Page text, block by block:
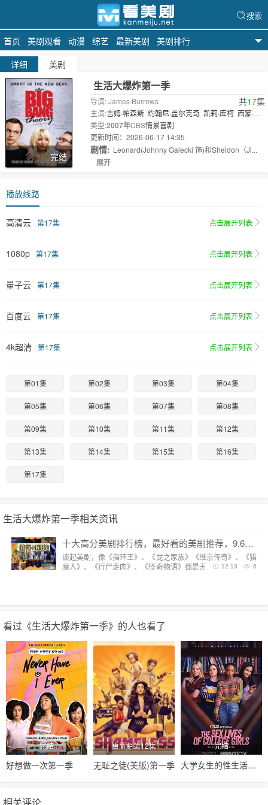
首页 美剧观看 动漫 综艺 最新美剧 美剧排行
搜索
详细 美剧
完结
生活大爆炸第一季
共17集
导演: James·Burrows
主演:吉姆·帕森斯 约翰尼·盖尔克奇 凯莉·库柯 西蒙·赫
尔伯格 昆瑙·内亚 莎拉·吉尔伯特
海根勒 ..
类型:2007年CBS情景喜剧
更新时间：2026-06-17 14:35
剧情: Leonard(Johnny Galecki 饰)和Sheldon（Ji...
展开
播放线路
高清云 第17集 点击展开列表
1080p 第17集 点击展开列表
量子云 第17集 点击展开列表
百度云 第17集 点击展开列表
4k超清 第17集 点击展开列表
第01集 第02集 第03集 第04集
第05集 第06集 第07集 第08集
第09集 第10集 第11集 第12集
第13集 第14集 第15集 第16集
第17集
生活大爆炸第一季相关资讯
十大高分美剧排行榜，最好看的美剧推荐，9.6分神剧扎堆
谈起美剧，像《指环王》、《龙之家族》《维京传奇》、《猎
魔人》、《行尸走肉》、《怪奇物语》都是无法复制的经典，
6
12-13
看过《生活大爆炸第一季》的人也看了
完结
好想做一次第一季
更新至第12集
无耻之徒(美版)第一季
完结
大学女生的性生活第一季